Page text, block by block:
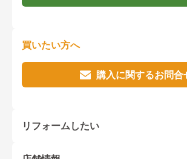
買いたい方へ
購入に関するお問合
リフォームしたい